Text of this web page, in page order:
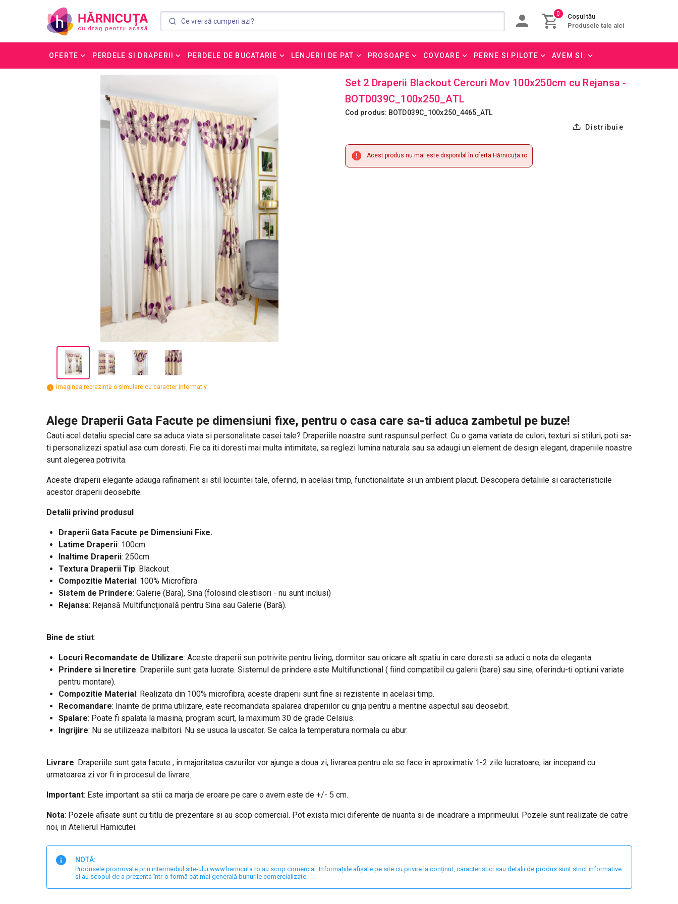
0
Coșul tău
Produsele tale aici
OFERTE PERDELE SI DRAPERII PERDELE DE BUCATARIE LENJERII DE PAT PROSOAPE COVOARE PERNE SI PILOTE AVEM SI:
imaginea reprezintă o simulare cu caracter informativ.
Set 2 Draperii Blackout Cercuri Mov 100x250cm cu Rejansa -
BOTD039C_100x250_ATL
Cod produs: BOTD039C_100x250_4465_ATL
Distribuie
Acest produs nu mai este disponibil în oferta Hărnicuța.ro
Alege Draperii Gata Facute pe dimensiuni fixe, pentru o casa care sa-ti aduca zambetul pe buze!
Cauti acel detaliu special care sa aduca viata si personalitate casei tale? Draperiile noastre sunt raspunsul perfect. Cu o gama variata de culori, texturi si stiluri, poti sa-
ti personalizezi spatiul asa cum doresti. Fie ca iti doresti mai multa intimitate, sa reglezi lumina naturala sau sa adaugi un element de design elegant, draperiile noastre
sunt alegerea potrivita.
Aceste draperii elegante adauga rafinament si stil locuintei tale, oferind, in acelasi timp, functionalitate si un ambient placut. Descopera detaliile si caracteristicile
acestor draperii deosebite.
Detalii privind produsul
Draperii Gata Facute pe Dimensiuni Fixe.
Latime Draperii: 100cm.
Inaltime Draperii: 250cm.
Textura Draperii Tip: Blackout
Compozitie Material: 100% Microfibra
Sistem de Prindere: Galerie (Bara), Sina (folosind clestisori - nu sunt inclusi)
Rejansa: Rejansă Multifuncțională pentru Sina sau Galerie (Bară).
Bine de stiut:
Locuri Recomandate de Utilizare: Aceste draperii sun potrivite pentru living, dormitor sau oricare alt spatiu in care doresti sa aduci o nota de eleganta.
Prindere si Incretire: Draperiile sunt gata lucrate. Sistemul de prindere este Multifunctional ( fiind compatibil cu galerii (bare) sau sine, oferindu-ti optiuni variate
pentru montare).
Compozitie Material: Realizata din 100% microfibra, aceste draperii sunt fine si rezistente in acelasi timp.
Recomandare: Inainte de prima utilizare, este recomandata spalarea draperiilor cu grija pentru a mentine aspectul sau deosebit.
Spalare: Poate fi spalata la masina, program scurt, la maximum 30 de grade Celsius.
Ingrijire: Nu se utilizeaza inalbitori. Nu se usuca la uscator. Se calca la temperatura normala cu abur.
Livrare: Draperiile sunt gata facute , in majoritatea cazurilor vor ajunge a doua zi, livrarea pentru ele se face in aproximativ 1-2 zile lucratoare, iar incepand cu
urmatoarea zi vor fi in procesul de livrare.
Important: Este important sa stii ca marja de eroare pe care o avem este de +/- 5 cm.
Nota: Pozele afisate sunt cu titlu de prezentare si au scop comercial. Pot exista mici diferente de nuanta si de incadrare a imprimeului. Pozele sunt realizate de catre
noi, in Atelierul Harnicutei.
NOTĂ:
Produsele promovate prin intermediul site-ului www.harnicuta.ro au scop comercial. Informațiile afișate pe site cu privire la conținut, caracteristici sau detalii de produs sunt strict informative
și au scopul de a prezenta într-o formă cât mai generală bunurile comercializate.